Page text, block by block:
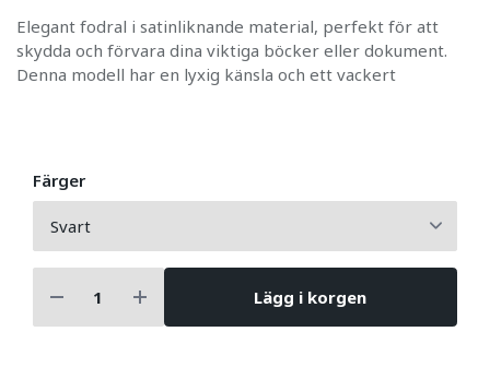
Elegant fodral i satinliknande material, perfekt för att
skydda och förvara dina viktiga böcker eller dokument.
Denna modell har en lyxig känsla och ett vackert
Färger
Lägg i korgen